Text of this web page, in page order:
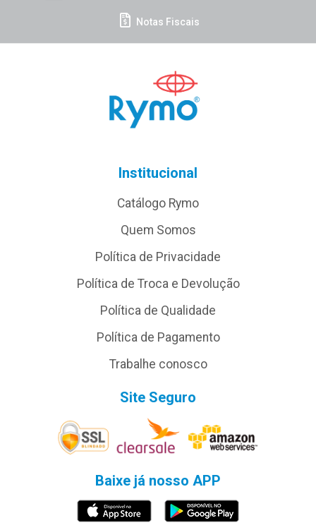
Notas Fiscais
Institucional
Catálogo Rymo
Quem Somos
Política de Privacidade
Política de Troca e Devolução
Política de Qualidade
Política de Pagamento
Trabalhe conosco
Site Seguro
Baixe já nosso APP